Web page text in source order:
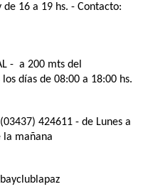
de 16 a 19 hs. - Contacto:
- a 200 mts del
días de 08:00 a 18:00 hs.
424611 - de Lunes a
la mañana